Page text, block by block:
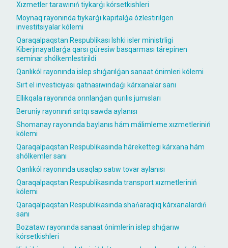
Xızmetler tarawınıń tiykarǵı kórsetkishleri
Moynaq rayonında tiykarǵı kapitalǵa ózlestirilgen
investitsiyalar kólemi
Qaraqalpaqstan Respublikası Ishki isler ministrligi
Kiberjınayatlarǵa qarsı gúresiw basqarması tárepinen
seminar shólkemlestirildi
Qanlıkól rayonında islep shıǵarılǵan sanaat ónimleri kólemi
Sırt el investiciyası qatnasıwındaǵı kárxanalar sanı
Ellikqala rayonında orınlanǵan qurılıs jumısları
Beruniy rayonınıń sırtqı sawda aylanısı
Shomanay rayonında baylanıs hám málimleme xızmetleriniń
kólemi
Qaraqalpaqstan Respublikasında hárekettegi kárxana hám
shólkemler sanı
Qanlıkól rayonında usaqlap satıw tovar aylanısı
Qaraqalpaqstan Respublikasında transport xızmetleriniń
kólemi
Qaraqalpaqstan Respublikasında shańaraqlıq kárxanalardıń
sanı
Bozataw rayonında sanaat ónimlerin islep shıǵarıw
kórsetkishleri